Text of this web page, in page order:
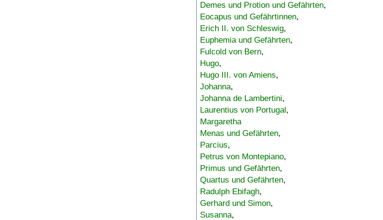
Demes und Protion und Gefährten,
Eocapus und Gefährtinnen,
Erich II. von Schleswig,
Euphemia und Gefährten,
Fulcold von Bern,
Hugo,
Hugo III. von Amiens,
Johanna,
Johanna de Lambertini,
Laurentius von Portugal,
Margaretha
Menas und Gefährten,
Parcius,
Petrus von Montepiano,
Primus und Gefährten,
Quartus und Gefährten,
Radulph Ebifagh,
Gerhard und Simon,
Susanna,